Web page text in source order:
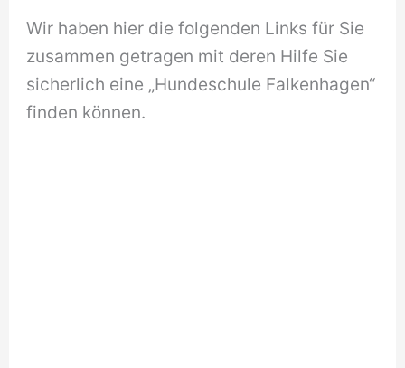
Wir haben hier die folgenden Links für Sie
zusammen getragen mit deren Hilfe Sie
sicherlich eine „Hundeschule Falkenhagen“
finden können.